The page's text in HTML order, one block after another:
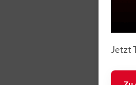
MTV
1847 e.V.
Telefon:
Jetzt